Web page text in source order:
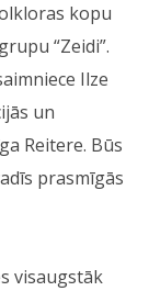
kopu
“Zeidi”.
Ilze
un
Reitere. Būs
prasmīgās
visaugstāk